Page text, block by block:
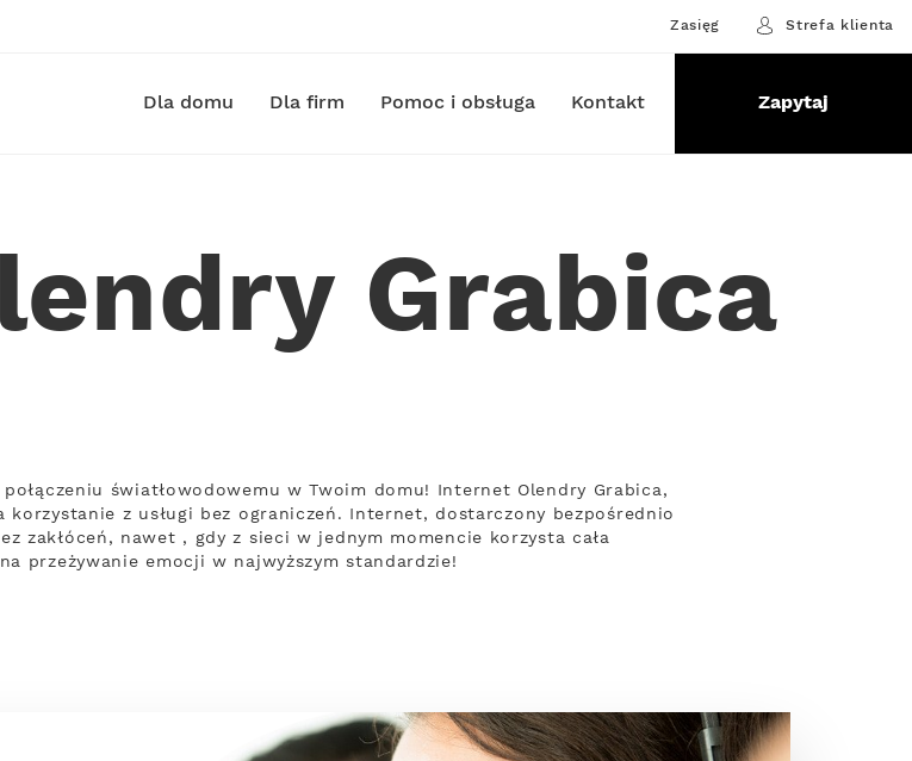
Zasięg Strefa klienta
Dla domu Dla firm Pomoc i obsługa Kontakt Zapytaj
Grabica
światłowodowemu w Twoim domu! Internet Olendry Grabica,
z usługi bez ograniczeń. Internet, dostarczony bezpośrednio
zakłóceń, nawet , gdy z sieci w jednym momencie korzysta cała
przeżywanie emocji w najwyższym standardzie!